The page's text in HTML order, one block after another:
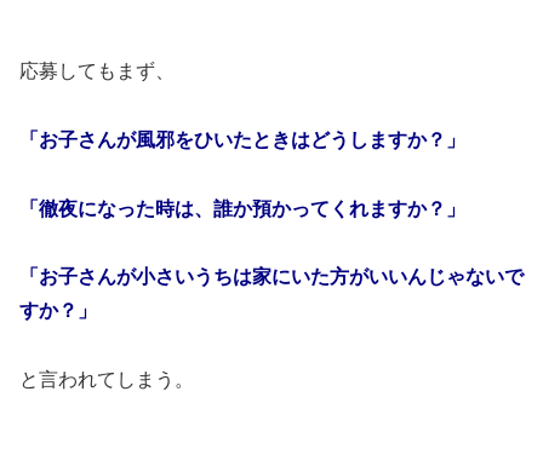
応募してもまず、
「お子さんが風邪をひいたときはどうしますか？」
「徹夜になった時は、誰か預かってくれますか？」
「お子さんが小さいうちは家にいた方がいいんじゃないで
すか？」
と言われてしまう。